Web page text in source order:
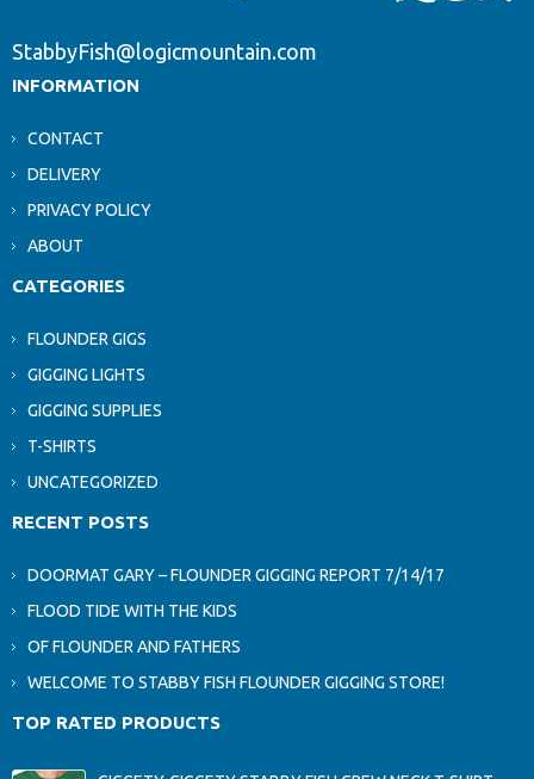
StabbyFish@logicmountain.com
INFORMATION
CONTACT
DELIVERY
PRIVACY POLICY
ABOUT
CATEGORIES
FLOUNDER GIGS
GIGGING LIGHTS
GIGGING SUPPLIES
T-SHIRTS
UNCATEGORIZED
RECENT POSTS
DOORMAT GARY – FLOUNDER GIGGING REPORT 7/14/17
FLOOD TIDE WITH THE KIDS
OF FLOUNDER AND FATHERS
WELCOME TO STABBY FISH FLOUNDER GIGGING STORE!
TOP RATED PRODUCTS